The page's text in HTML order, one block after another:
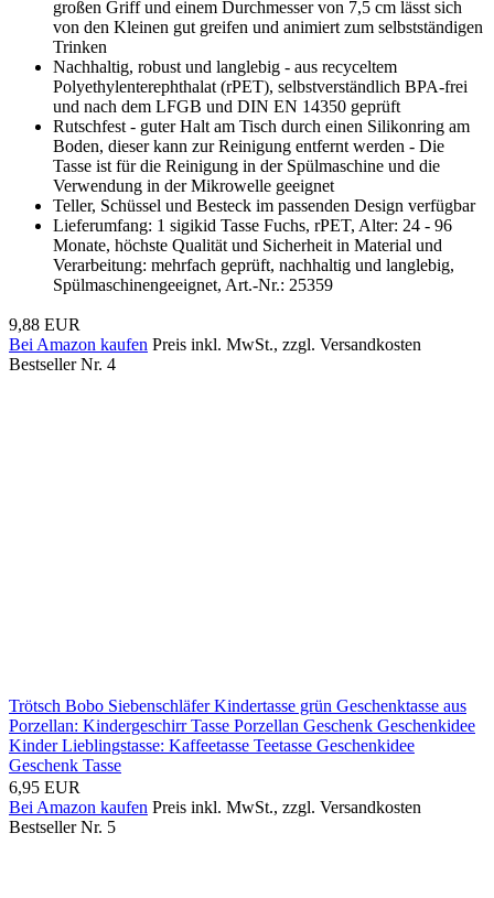
großen Griff und einem Durchmesser von 7,5 cm lässt sich
von den Kleinen gut greifen und animiert zum selbstständigen
Trinken
Nachhaltig, robust und langlebig - aus recyceltem
Polyethylenterephthalat (rPET), selbstverständlich BPA-frei
und nach dem LFGB und DIN EN 14350 geprüft
Rutschfest - guter Halt am Tisch durch einen Silikonring am
Boden, dieser kann zur Reinigung entfernt werden - Die
Tasse ist für die Reinigung in der Spülmaschine und die
Verwendung in der Mikrowelle geeignet
Teller, Schüssel und Besteck im passenden Design verfügbar
Lieferumfang: 1 sigikid Tasse Fuchs, rPET, Alter: 24 - 96
Monate, höchste Qualität und Sicherheit in Material und
Verarbeitung: mehrfach geprüft, nachhaltig und langlebig,
Spülmaschinengeeignet, Art.-Nr.: 25359
9,88 EUR
Bei Amazon kaufen Preis inkl. MwSt., zzgl. Versandkosten
Bestseller Nr. 4
Trötsch Bobo Siebenschläfer Kindertasse grün Geschenktasse aus
Porzellan: Kindergeschirr Tasse Porzellan Geschenk Geschenkidee
Kinder Lieblingstasse: Kaffeetasse Teetasse Geschenkidee
Geschenk Tasse
6,95 EUR
Bei Amazon kaufen Preis inkl. MwSt., zzgl. Versandkosten
Bestseller Nr. 5